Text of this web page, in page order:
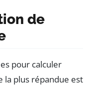
de
pour calculer
la plus répandue est